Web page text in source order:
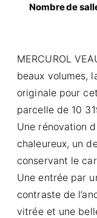
Nombre de
MERCUROL
beaux volumes,
originale pour
parcelle de 10
Une rénovation
chaleureux, un
conservant le
Une entrée par
contraste de
vitrée et une